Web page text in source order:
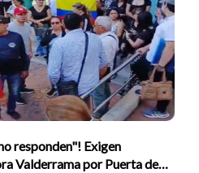
responden"! Exigen
Valderrama por Puerta de